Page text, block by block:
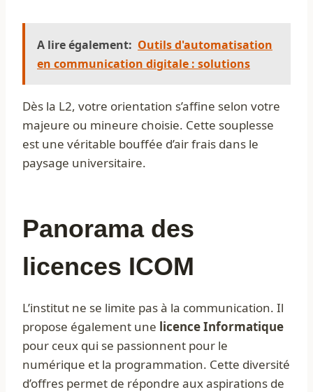
A lire également: Outils d'automatisation
en communication digitale : solutions
Dès la L2, votre orientation s’affine selon votre
majeure ou mineure choisie. Cette souplesse
est une véritable bouffée d’air frais dans le
paysage universitaire.
Panorama des
licences ICOM
L’institut ne se limite pas à la communication. Il
propose également une licence Informatique
pour ceux qui se passionnent pour le
numérique et la programmation. Cette diversité
d’offres permet de répondre aux aspirations de